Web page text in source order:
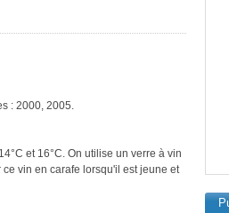
: 2000, 2005.
et 16°C. On utilise un verre à vin
vin en carafe lorsqu'il est jeune et